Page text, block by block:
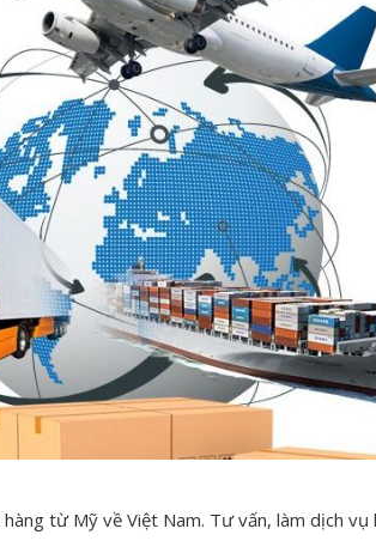
từ Mỹ về Việt Nam. Tư vấn, làm dịch vụ